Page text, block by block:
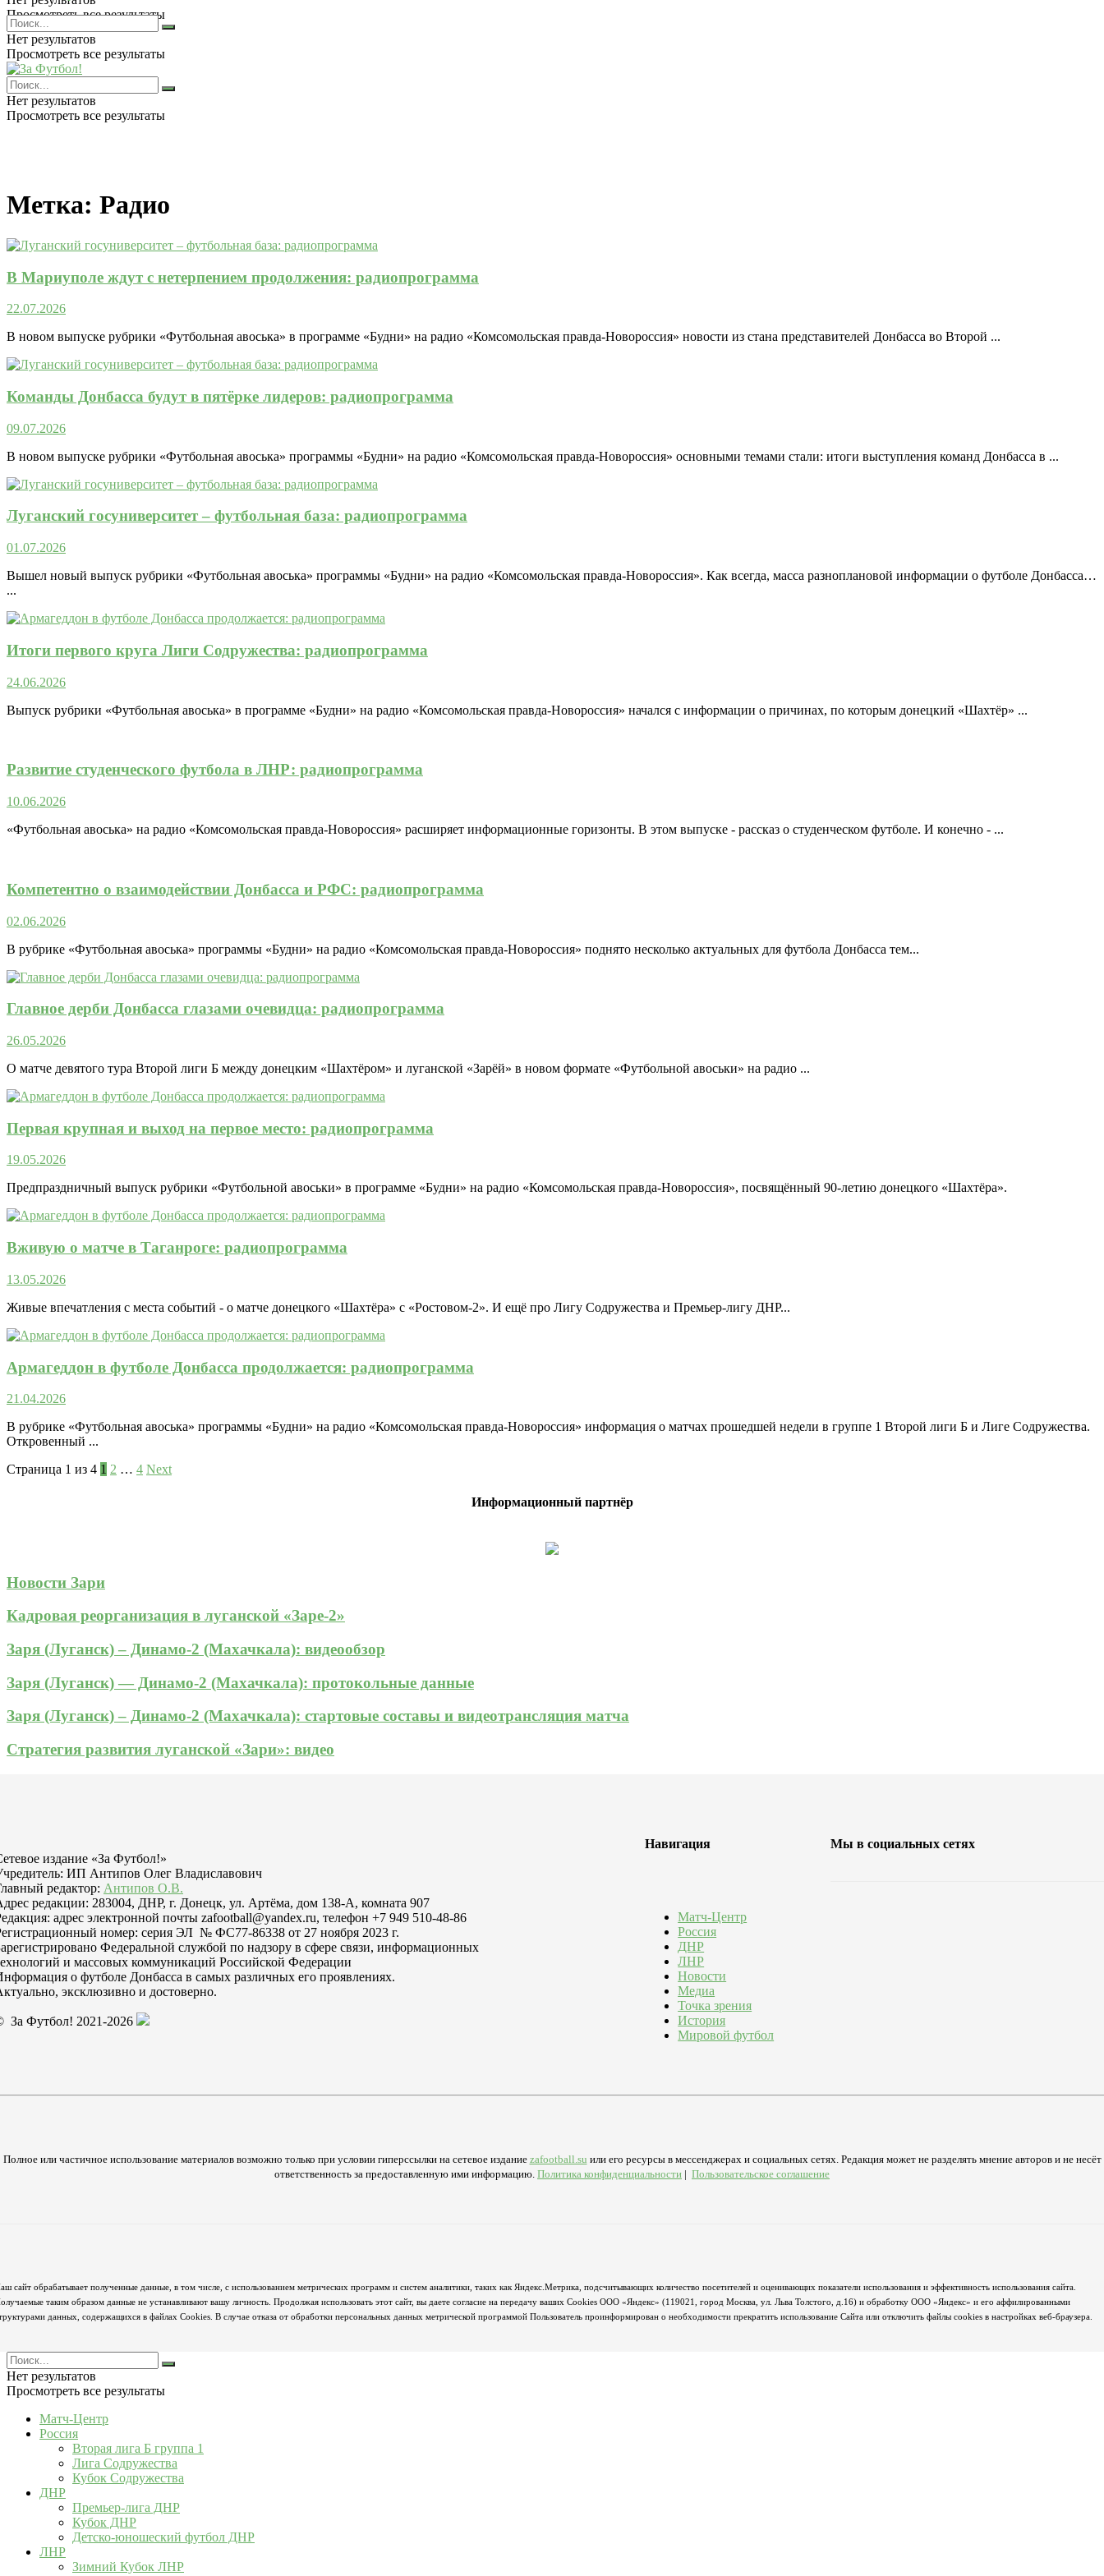
Просмотреть все результаты
Нет результатов
Просмотреть все результаты
Нет результатов
Просмотреть все результаты
Метка: Радио
В Мариуполе ждут с нетерпением продолжения: радиопрограмма
22.07.2026
В новом выпуске рубрики «Футбольная авоська» в программе «Будни» на радио «Комсомольская правда-Новороссия» новости из стана представителей Донбасса во Второй ...
Команды Донбасса будут в пятёрке лидеров: радиопрограмма
09.07.2026
В новом выпуске рубрики «Футбольная авоська» программы «Будни» на радио «Комсомольская правда-Новороссия» основными темами стали: итоги выступления команд Донбасса в ...
Луганский госуниверситет – футбольная база: радиопрограмма
01.07.2026
Вышел новый выпуск рубрики «Футбольная авоська» программы «Будни» на радио «Комсомольская правда-Новороссия». Как всегда, масса разноплановой информации о футболе Донбасса…
...
Итоги первого круга Лиги Содружества: радиопрограмма
24.06.2026
Выпуск рубрики «Футбольная авоська» в программе «Будни» на радио «Комсомольская правда-Новороссия» начался с информации о причинах, по которым донецкий «Шахтёр» ...
Развитие студенческого футбола в ЛНР: радиопрограмма
10.06.2026
«Футбольная авоська» на радио «Комсомольская правда-Новороссия» расширяет информационные горизонты. В этом выпуске - рассказ о студенческом футболе. И конечно - ...
Компетентно о взаимодействии Донбасса и РФС: радиопрограмма
02.06.2026
В рубрике «Футбольная авоська» программы «Будни» на радио «Комсомольская правда-Новороссия» поднято несколько актуальных для футбола Донбасса тем...
Главное дерби Донбасса глазами очевидца: радиопрограмма
26.05.2026
О матче девятого тура Второй лиги Б между донецким «Шахтёром» и луганской «Зарёй» в новом формате «Футбольной авоськи» на радио ...
Первая крупная и выход на первое место: радиопрограмма
19.05.2026
Предпраздничный выпуск рубрики «Футбольной авоськи» в программе «Будни» на радио «Комсомольская правда-Новороссия», посвящённый 90-летию донецкого «Шахтёра».
Вживую о матче в Таганроге: радиопрограмма
13.05.2026
Живые впечатления с места событий - о матче донецкого «Шахтёра» с «Ростовом-2». И ещё про Лигу Содружества и Премьер-лигу ДНР...
Армагеддон в футболе Донбасса продолжается: радиопрограмма
21.04.2026
В рубрике «Футбольная авоська» программы «Будни» на радио «Комсомольская правда-Новороссия» информация о матчах прошедшей недели в группе 1 Второй лиги Б и Лиге Содружества.
Откровенный ...
Страница 1 из 4 1 2 … 4 Next
Информационный партнёр
Новости Зари
Кадровая реорганизация в луганской «Заре-2»
Заря (Луганск) – Динамо-2 (Махачкала): видеообзор
Заря (Луганск) — Динамо-2 (Махачкала): протокольные данные
Заря (Луганск) – Динамо-2 (Махачкала): стартовые составы и видеотрансляция матча
Стратегия развития луганской «Зари»: видео
издание «За Футбол!»
ИП Антипов Олег Владиславович
редактор: Антипов О.В.
редакции: 283004, ДНР, г. Донецк, ул. Артёма, дом 138-А, комната 907
адрес электронной почты zafootball@yandex.ru, телефон +7 949 510-48-86
номер: серия ЭЛ № ФС77-86338 от 27 ноября 2023 г.
Федеральной службой по надзору в сфере связи, информационных
и массовых коммуникаций Российской Федерации
о футболе Донбасса в самых различных его проявлениях.
эксклюзивно и достоверно.
За Футбол! 2021-2026
Навигация
Матч-Центр
Россия
ДНР
ЛНР
Новости
Медиа
Точка зрения
История
Мировой футбол
Мы в социальных сетях
Полное или частичное использование материалов возможно только при условии гиперссылки на сетевое издание zafootball.su или его ресурсы в мессенджерах и социальных сетях. Редакция может не разделять мнение авторов и не несёт
ответственность за предоставленную ими информацию. Политика конфиденциальности | Пользовательское соглашение
сайт обрабатывает полученные данные, в том числе, с использованием метрических программ и систем аналитики, таких как Яндекс.Метрика, подсчитывающих количество посетителей и оценивающих показатели использования и эффективность использования сайта.
таким образом данные не устанавливают вашу личность. Продолжая использовать этот сайт, вы даете согласие на передачу ваших Cookies ООО «Яндекс» (119021, город Москва, ул. Льва Толстого, д.16) и обработку ООО «Яндекс» и его аффилированными
данных, содержащихся в файлах Cookies. В случае отказа от обработки персональных данных метрической программой Пользователь проинформирован о необходимости прекратить использование Сайта или отключить файлы cookies в настройках веб-браузера.
Нет результатов
Просмотреть все результаты
Матч-Центр
Россия
Вторая лига Б группа 1
Лига Содружества
Кубок Содружества
ДНР
Премьер-лига ДНР
Кубок ДНР
Детско-юношеский футбол ДНР
ЛНР
Зимний Кубок ЛНР